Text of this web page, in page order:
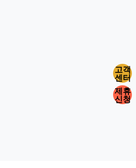
고객
센터
제휴
신청